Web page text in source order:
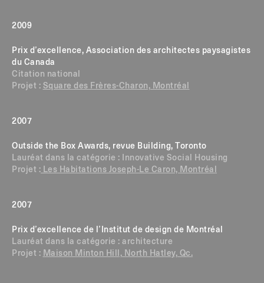
2009
Prix d’excellence, Association des architectes paysagistes
du Canada
Citation national
Projet : Square des Frères-Charon, Montréal
2007
Outside the Box Awards, revue Building, Toronto
Lauréat dans la catégorie : Innovative Social Housing
Projet : Les Habitations Joseph-Le Caron, Montréal
2007
Prix d’excellence de l’Institut de design de Montréal
Lauréat dans la catégorie : architecture
Projet : Maison Minton Hill, North Hatley, Qc.